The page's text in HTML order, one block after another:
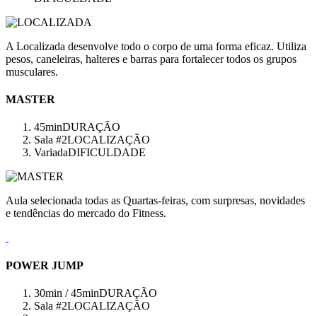
A Localizada desenvolve todo o corpo de uma forma eficaz. Utiliza
pesos, caneleiras, halteres e barras para fortalecer todos os grupos
musculares.
MASTER
45minDURAÇÃO
Sala #2LOCALIZAÇÃO
VariadaDIFICULDADE
Aula selecionada todas as Quartas-feiras, com surpresas, novidades
e tendências do mercado do Fitness.
POWER JUMP
30min / 45minDURAÇÃO
Sala #2LOCALIZAÇÃO